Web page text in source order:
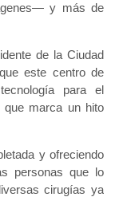
y más de
de la Ciudad
este centro de
para el
que marca un hito
y ofreciendo
personas que lo
cirugías ya